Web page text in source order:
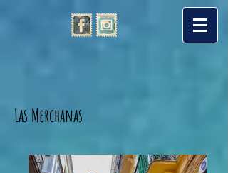
Las Merchanas